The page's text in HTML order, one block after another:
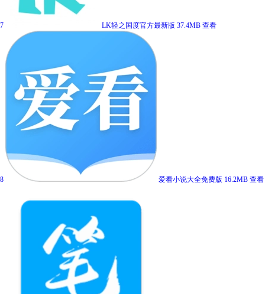
7 LK轻之国度官方最新版 37.4MB 查看
8 爱看小说大全免费版 16.2MB 查看